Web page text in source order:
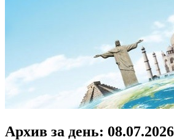
Архив за день: 08.07.2026